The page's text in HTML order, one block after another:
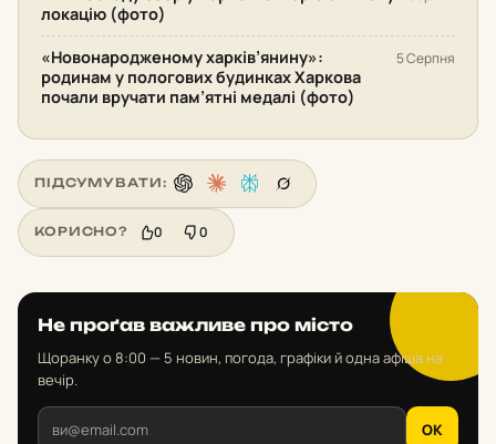
локацію (фото)
«Новонародженому харків’янину»:
родинам у пологових будинках Харкова
почали вручати пам’ятні медалі (фото)
5 Серпня
ПІДСУМУВАТИ:
КОРИСНО? 0 0
Не проґав важливе про місто
Щоранку о 8:00 — 5 новин, погода, графіки й одна афіша на
вечір.
OK